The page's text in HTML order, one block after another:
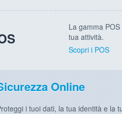
La gamma
tua attività.
Scopri i POS
Online
i tuoi dati, la tua identità e la